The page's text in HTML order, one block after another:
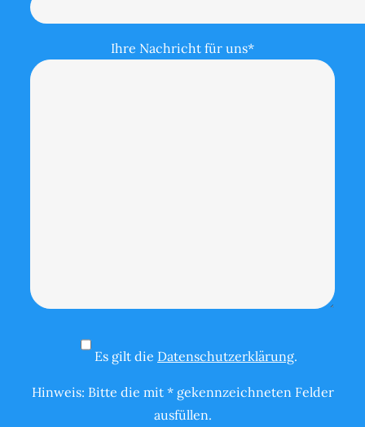
Ihre Nachricht für uns*
Es gilt die Datenschutzerklärung.
Hinweis: Bitte die mit * gekennzeichneten Felder
ausfüllen.